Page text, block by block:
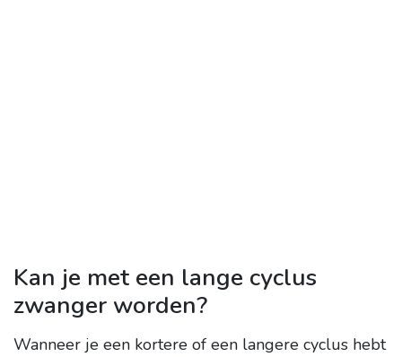
Kan je met een lange cyclus
zwanger worden?
Wanneer je een kortere of een langere cyclus hebt